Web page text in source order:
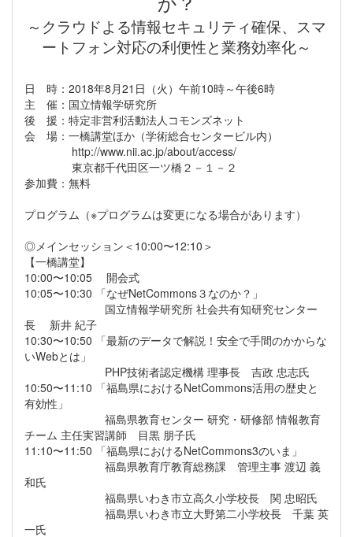
～クラウドよる情報セキュリティ確保、スマ
ートフォン対応の利便性と業務効率化～
日 時：2018年8月21日（火）午前10時～午後6時
主 催：国立情報学研究所
後 援：特定非営利活動法人コモンズネット
会 場：一橋講堂ほか（学術総合センタービル内）
http://www.nii.ac.jp/about/access/
東京都千代田区一ツ橋２－１－２
参加費：無料
プログラム（※プログラムは変更になる場合があります）
◎メインセッション＜10:00〜12:10＞
【一橋講堂】
10:00〜10:05 開会式
10:05〜10:30 「なぜNetCommons３なのか？」
国立情報学研究所 社会共有知研究センター
長 新井 紀子
10:30〜10:50 「最新のデータで解説！安全で手間のかからな
いWebとは」
PHP技術者認定機構 理事長 吉政 忠志氏
10:50〜11:10 「福島県におけるNetCommons活用の歴史と
有効性」
福島県教育センター 研究・研修部 情報教育
チーム 主任実習講師 目黒 朋子氏
11:10〜11:50 「福島県におけるNetCommons3のいま」
福島県教育庁教育総務課 管理主事 渡辺 義
和氏
福島県いわき市立高久小学校長 関 忠昭氏
福島県いわき市立大野第二小学校長 千葉 英
一氏